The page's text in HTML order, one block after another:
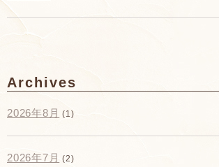
Archives
2026年8月 (1)
2026年7月 (2)